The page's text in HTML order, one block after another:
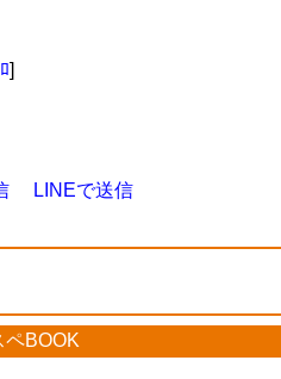
]
LINEで送信
ペBOOK